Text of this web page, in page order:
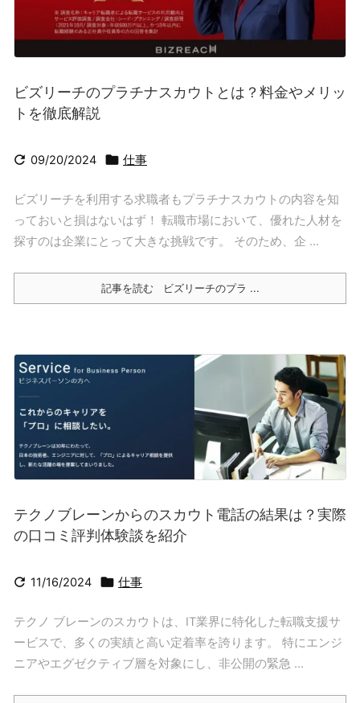
ビズリーチのプラチナスカウトとは？料金やメリッ
トを徹底解説
 09/20/2024  仕事
ビズリーチを利用する求職者もプラチナスカウトの内容を知
っておいと損はないはず！ 転職市場において、優れた人材を
探すのは企業にとって大きな挑戦です。 そのため、企 ...
記事を読む ビズリーチのプラ ...
テクノブレーンからのスカウト電話の結果は？実際
の口コミ評判体験談を紹介
 11/16/2024  仕事
テクノ ブレーンのスカウトは、IT業界に特化した転職支援サ
ービスで、多くの実績と高い定着率を誇ります。 特にエンジ
ニアやエグゼクティブ層を対象にし、非公開の緊急 ...